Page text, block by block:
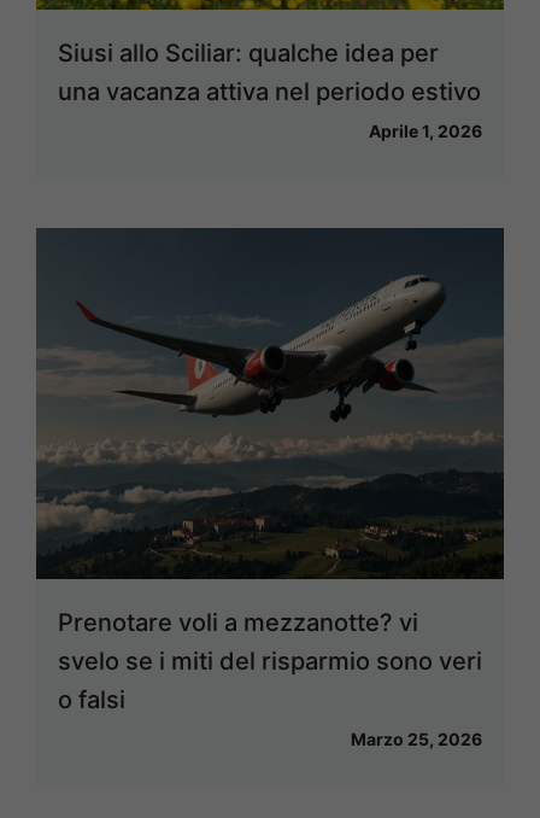
Siusi allo Sciliar: qualche idea per
una vacanza attiva nel periodo estivo
Aprile 1, 2026
Prenotare voli a mezzanotte? vi
svelo se i miti del risparmio sono veri
o falsi
Marzo 25, 2026